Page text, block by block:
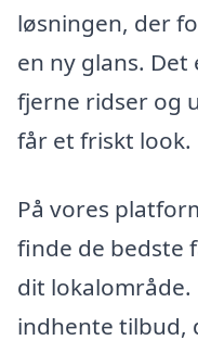
løsningen, der
en ny glans.
fjerne ridser og
får et friskt look.
På vores
finde de bedste
dit lokalområde.
indhente tilbud,